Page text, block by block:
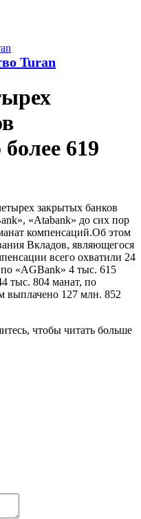
Turan
619
закрытых банков
«Atabank» до сих пор
компенсаций.Об этом
Вкладов, являющегося
всего охватили 24
«AGBank» 4 тыс. 615
тыс. 804 манат, по
выплачено 127 млн. 852
чтобы читать больше